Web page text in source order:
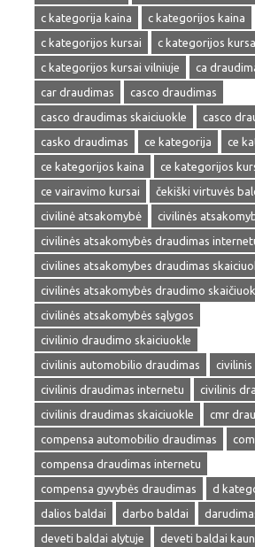
c kategorija kaina
c kategorijos kaina
c kategorijos kursai
c kategorijos
c kategorijos kursai vilniuje
ca
car draudimas
casco draudimas
casco draudimas skaiciuokle
casco
casko draudimas
ce kategorija
ce
ce kategorijos kaina
ce kategorijos
ce vairavimo kursai
čekiški virtuvės
civilinė atsakomybė
civilinės
civilinės atsakomybės draudimas
civilines atsakomybes draudimas
civilinės atsakomybės draudimo
civilinės atsakomybės sąlygos
civilinio draudimo skaiciuokle
civilinis automobilio draudimas
civilinis
civilinis draudimas internetu
civilinis
civilinis draudimas skaiciuokle
cmr
compensa automobilio draudimas
compensa draudimas internetu
compensa gyvybės draudimas
d
dalios baldai
darbo baldai
deveti baldai alytuje
deveti baldai